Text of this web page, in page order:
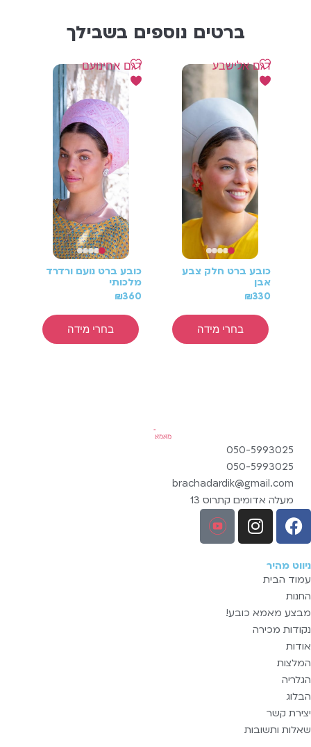
ברטים נוספים בשבילך
כובע ברט חלק צבע
אבן
₪330
בחרי מידה
דגם אלישבע
כובע ברט נועם ורדרד
מלכותי
₪360
בחרי מידה
דגם אחינועם
050-5993025
050-5993025
brachadardik@gmail.com
מעלה אדומים קתרוס 13
ניווט מהיר
עמוד הבית
החנות
מבצע מאמא כובע!
נקודות מכירה
אודות
המלצות
הגלריה
הבלוג
יצירת קשר
שאלות ותשובות